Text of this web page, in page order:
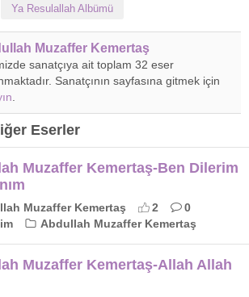
Ya Resulallah Albümü
Muzaffer Kemertaş
sanatçıya ait toplam 32 eser
Sanatçının sayfasına gitmek için
Eserler
Muzaffer Kemertaş-Ben Dilerim
Muzaffer Kemertaş 2
0
Abdullah Muzaffer Kemertaş
Muzaffer Kemertaş-Allah Allah